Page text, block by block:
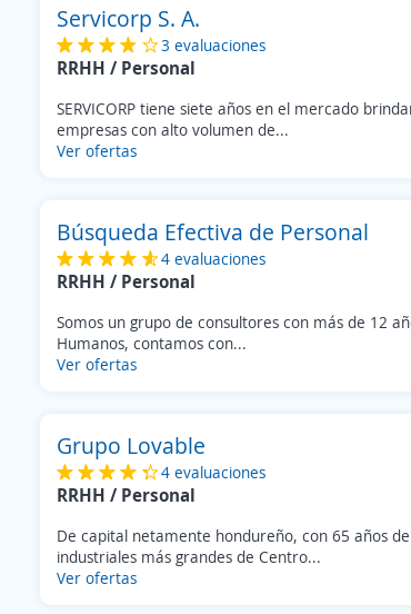
Servicorp S. A.
3 evaluaciones
RRHH / Personal
SERVICORP tiene siete años en el mercado
empresas con alto volumen de...
Ver ofertas
Búsqueda Efectiva de Personal
4 evaluaciones
RRHH / Personal
Somos un grupo de consultores con más de 12
Humanos, contamos con...
Ver ofertas
Grupo Lovable
4 evaluaciones
RRHH / Personal
De capital netamente hondureño, con 65 años
industriales más grandes de Centro...
Ver ofertas